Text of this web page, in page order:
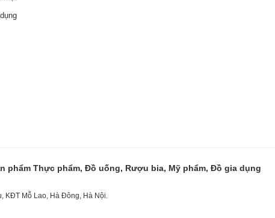
phẩm Thực phẩm, Đồ uống, Rượu bia, Mỹ phẩm, Đồ gia dụng
KĐT Mỗ Lao, Hà Đông, Hà Nội.